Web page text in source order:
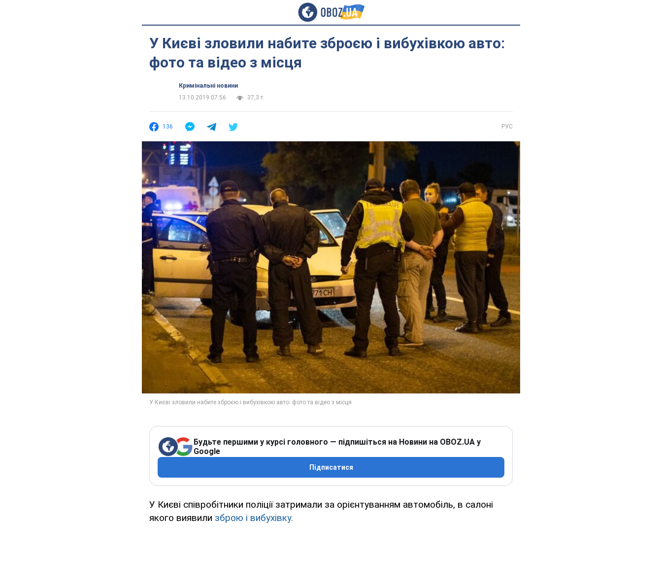
У Києві зловили набите зброєю і вибухівкою авто:
фото та відео з місця
Кримінальні новини
13.10.2019 07:56
37,3 т.
136 РУС
Будьте першими у курсі головного — підпишіться на Новини на OBOZ.UA у
Google
Підписатися
У Києві співробітники поліції затримали за орієнтуванням автомобіль, в салоні
якого виявили зброю і вибухівку.